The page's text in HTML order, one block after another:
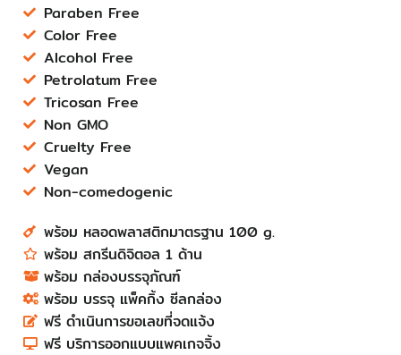
Paraben Free
Color Free
Alcohol Free
Petrolatum Free
Tricosan Free
Non GMO
Cruelty Free
Vegan
Non-comedogenic
พร้อม หลอดพลาสติกมาตรฐาน 100 g.​
พร้อม สกรีนดิจิตอล​ 1 ด้าน
พร้อม กล่องบรรจุภัณฑ์​​​​​
พร้อม บรรจุ แพ็คกิ้ง ซีลกล่อง​
ฟรี ดำเนินการขอเลขที่จดแจ้ง​​​​​
ฟรี บริการออกแบบแพคเกจจิ้ง​​​​​